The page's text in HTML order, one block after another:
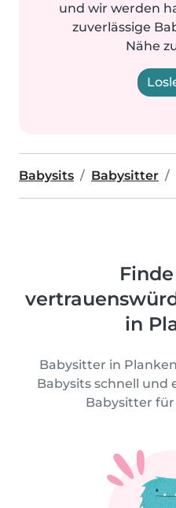
und wir werden
zuverlässige
Nähe
Babysits Babysitter
in
Babysitter in
Babysits schnell und
Babysitter für